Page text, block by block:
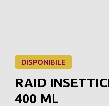
DISPONIBILE
RAID
400 ML